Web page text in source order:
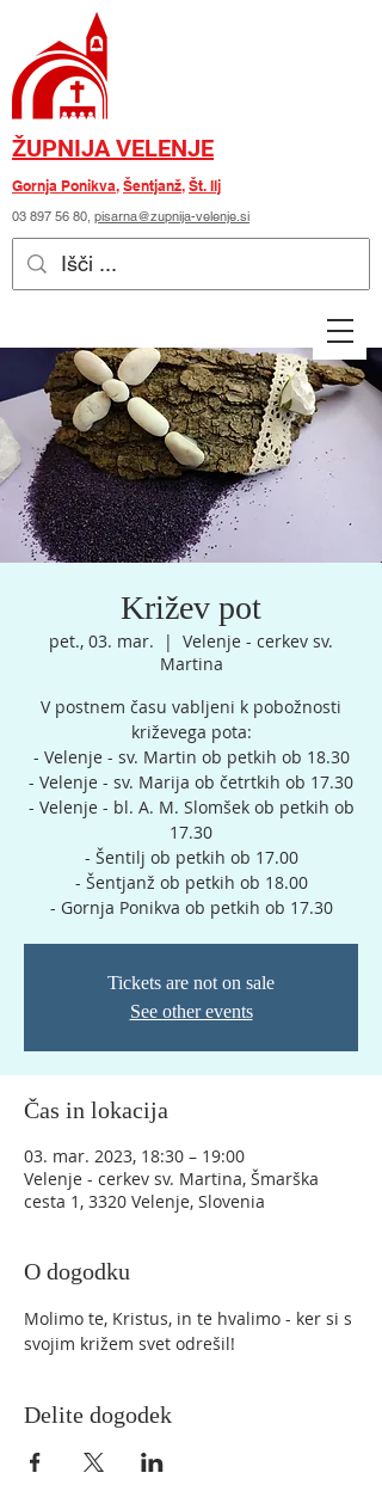
ŽUPNIJA VELENJE
Gornja Ponikva, Šentjanž, Št. Ilj
03 897 56 80, pisarna@zupnija-velenje.si
Križev pot
pet., 03. mar.
  |
Velenje - cerkev sv.
Martina
V postnem času vabljeni k pobožnosti
križevega pota:
- Velenje - sv. Martin ob petkih ob 18.30
- Velenje - sv. Marija ob četrtkih ob 17.30
- Velenje - bl. A. M. Slomšek ob petkih ob
17.30
- Šentilj ob petkih ob 17.00
- Šentjanž ob petkih ob 18.00
- Gornja Ponikva ob petkih ob 17.30
Tickets are not on sale
See other events
Čas in lokacija
03. mar. 2023, 18:30 – 19:00
Velenje - cerkev sv. Martina, Šmarška
cesta 1, 3320 Velenje, Slovenia
O dogodku
Molimo te, Kristus, in te hvalimo - ker si s
svojim križem svet odrešil!
Delite dogodek